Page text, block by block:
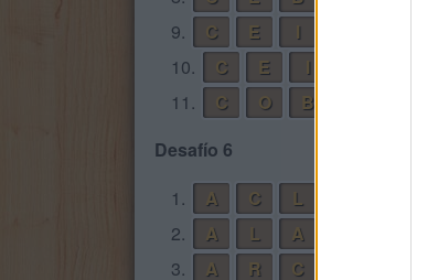
9.
C E I
10.
C E I
11.
C O B
Desafío 6
1.
A C L
2.
A L A
3.
A R C